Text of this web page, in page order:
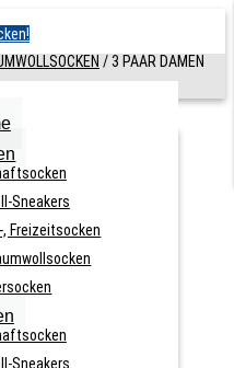
Sneakers
Freizeitsocken
Sneakers
/3 PAAR DAMEN
SOCKEN